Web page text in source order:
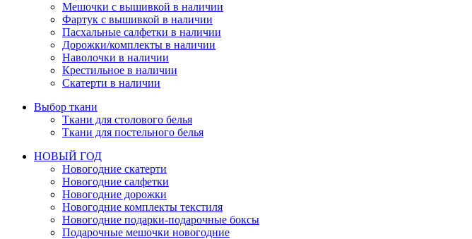
Мешочки с вышивкой в наличии
Фартук с вышивкой в наличии
Пасхальные салфетки в наличии
Дорожки/комплекты в наличии
Наволочки в наличии
Крестильное в наличии
Скатерти в наличии
Выбор ткани
Ткани для столового белья
Ткани для постельного белья
НОВЫЙ ГОД
Новогодние скатерти
Новогодние салфетки
Новогодние дорожки
Новогодние комплекты текстиля
Новогодние подарки-подарочные боксы
Подарочные мешочки новогодние